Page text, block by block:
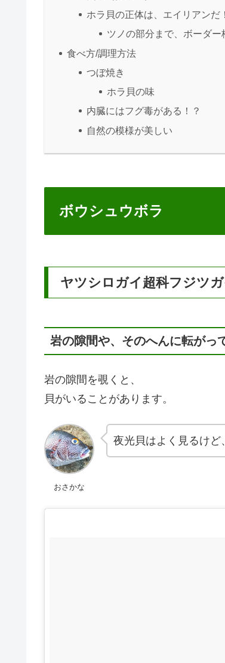
ホラ貝の正体は、エイリアンだ！
ツノの部分まで、ボーダー
食べ方/調理方法
つぼ焼き
ホラ貝の味
内臓にはフグ毒がある！？
自然の模様が美しい
ボウシュウボラ
ヤツシロガイ超科フジツ
岩の隙間や、そのへんに転がっ
岩の隙間を覗くと、
貝がいることがあります。
おさかな
夜光貝はよく見るけど